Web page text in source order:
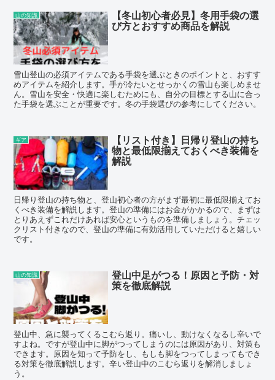
山の知識 【冬山初心者必見】冬用手袋の選
び方とおすすめ商品を解説
雪山登山の必須アイテムである手袋を選ぶときのポイントと、おすす
めアイテムを紹介します。手が冷たいとせっかくの雪山も楽しめませ
ん。雪山を安全・快適に楽しむためにも、自分の目標とする山に合っ
た手袋を選ぶことが重要です。冬の手袋選びの参考にしてください。
ギア 【リスト付き】日帰り登山の持ち
物と最低限揃えておくべき装備を
解説
日帰り登山の持ち物と、登山初心者の方がまず最初に最低限揃えてお
くべき装備を解説します。登山の準備にはお金がかかるので、まずは
とりあえずこれだけあれば安心というものを準備しましょう。チェッ
クリスト付きなので、登山の準備に有効活用していただけると嬉しい
です。
山の知識 登山中足がつる！原因と予防・対
策を徹底解説
登山中、急に襲ってくるこむら返り。痛いし、動けなくなるし辛いで
すよね。ですが登山中に脚がつってしまうのには原因があり、対策も
できます。原因を知って予防をし、もしも脚をつってしまってもでき
る対策を徹底解説します。辛い登山中のこむら返りを解消しましょ
う。